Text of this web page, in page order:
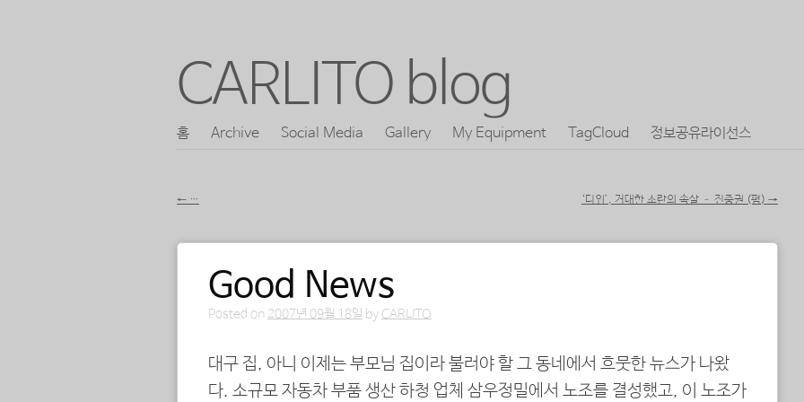
CARLITO blog
콘
바
홈 Archive Social Media Gallery My Equipment TagCloud 정보공유라이선스
포스트 내비게이션
← … ‘디워’, 거대한 소란의 속살 – 진중권 (펌) →
Good News
Posted on 2007년 09월 18일 by CARLITO
대구 집, 아니 이제는 부모님 집이라 불러야 할 그 동네에서 흐뭇한 뉴스가 나왔
다. 소규모 자동차 부품 생산 하청 업체 삼우정밀에서 노조를 결성했고, 이 노조가